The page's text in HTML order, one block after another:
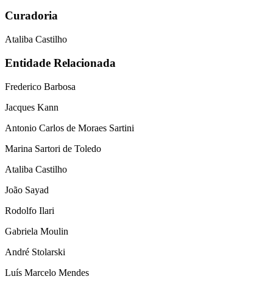
Curadoria
Ataliba Castilho
Entidade Relacionada
Frederico Barbosa
Jacques Kann
Antonio Carlos de Moraes Sartini
Marina Sartori de Toledo
Ataliba Castilho
João Sayad
Rodolfo Ilari
Gabriela Moulin
André Stolarski
Luís Marcelo Mendes